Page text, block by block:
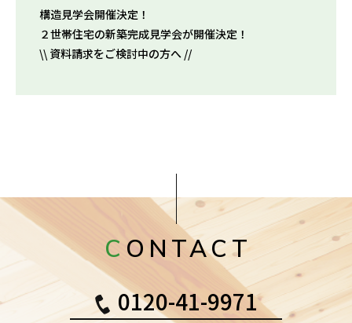
構造見学会開催決定！
２世帯住宅の新築完成見学会が開催決定！
\\ 資料請求をご検討中の方へ //
CONTACT
0120-41-9971